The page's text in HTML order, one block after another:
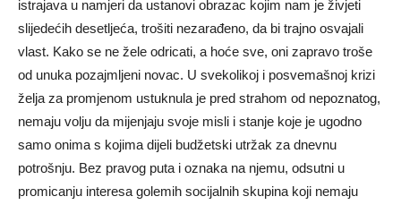
istrajava u namjeri da ustanovi obrazac kojim nam je živjeti
slijedećih desetljeća, trošiti nezarađeno, da bi trajno osvajali
vlast. Kako se ne žele odricati, a hoće sve, oni zapravo troše
od unuka pozajmljeni novac. U svekolikoj i posvemašnoj krizi
želja za promjenom ustuknula je pred strahom od nepoznatog,
nemaju volju da mijenjaju svoje misli i stanje koje je ugodno
samo onima s kojima dijeli budžetski utržak za dnevnu
potrošnju. Bez pravog puta i oznaka na njemu, odsutni u
promicanju interesa golemih socijalnih skupina koji nemaju